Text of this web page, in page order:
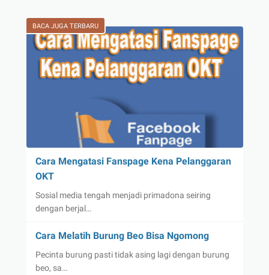
BACA JUGA TERBARU
Cara Mengatasi Fanspage Kena Pelanggaran
OKT
Sosial media tengah menjadi primadona seiring
dengan berjal…
Cara Melatih Burung Beo Bisa Ngomong
Pecinta burung pasti tidak asing lagi dengan burung
beo, sa…